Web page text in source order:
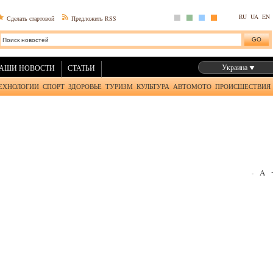
Сделать стартовой Предложить RSS RU UA EN
НОВОСТИ СТАТЬИ Украина
СПОРТ ЗДОРОВЬЕ ТУРИЗМ КУЛЬТУРА АВТОМОТО ПРОИСШЕСТВИЯ
- A